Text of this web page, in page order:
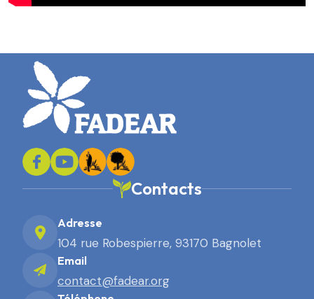
Contacts
Adresse
104 rue Robespierre, 93170 Bagnolet
Email
contact@fadear.org